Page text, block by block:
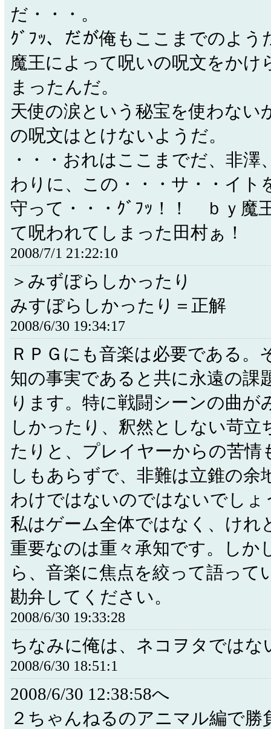
だ・・・。
ｸﾞﾌｯ、だが俺もここまでのよう
魔王によって呪いの呪文をかけ
まったんだ。
天使の涙という秘宝を使わない
の呪文はとけないようだ。
・・・おれはここまでだ、非澤
わりに、この・・・サ・・イト
守って・・・ｸﾞﾌｯ！！ ｂｙ魔
て呪われてしまった田村ぁ！
2008/7/1 21:22:10
＞みずぼらしかったり
みすぼらしかったり＝正解
2008/6/30 19:34:17
ＲＰＧにも音楽は必要である。
知の事実であると共に永遠の課
ります。特に戦闘シーンの曲が
しかったり、釈然としない苛立
たりと、プレイヤーからの苦情
しもあらずで、非難は立錐の余
わけではないのではないでしょ
私はゲーム全体ではなく、けれ
重要なのは重々承知です。しか
ら、音楽に焦点を絞って語って
勘弁してください。
2008/6/30 19:33:28
ちなみに俺は、ネコヲタではな
2008/6/30 18:51:1
2008/6/30 12:38:58へ
２ちゃんねるのアニマル編で勝